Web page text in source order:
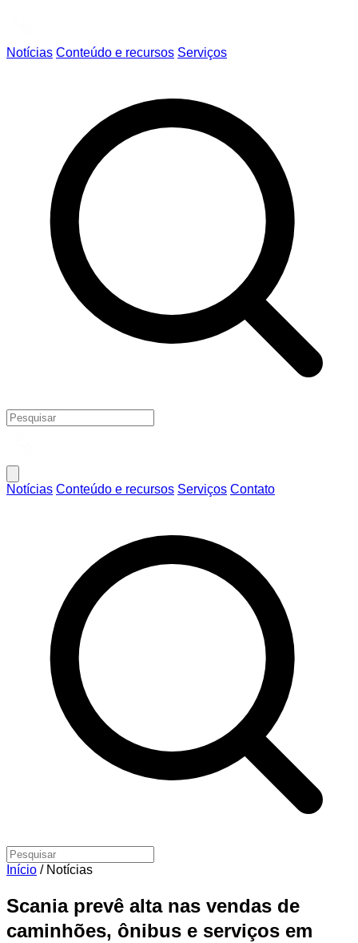
Notícias Conteúdo e recursos Serviços
Notícias Conteúdo e recursos Serviços Contato
Início / Notícias
Scania prevê alta nas vendas de
caminhões, ônibus e serviços em